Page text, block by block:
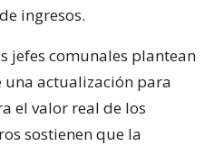
ingresos.
jefes comunales plantean
actualización para
el valor real de los
sostienen que la